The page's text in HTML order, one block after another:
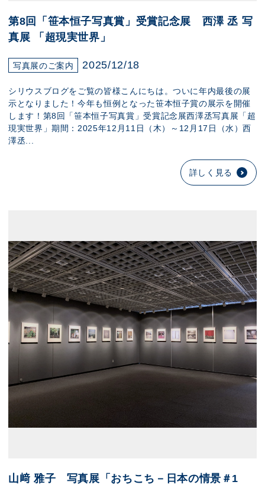
第8回「笹本恒子写真賞」受賞記念展 西澤 丞 写
真展 「超現実世界」
写真展のご案内 2025/12/18
シリウスブログをご覧の皆様こんにちは。ついに年内最後の展
示となりました！今年も恒例となった笹本恒子賞の展示を開催
します！第8回「笹本恒子写真賞」受賞記念展西澤丞写真展「超
現実世界」期間：2025年12月11日（木）～12月17日（水）西
澤丞...
詳しく見る
山﨑 雅子 写真展「おちこち－日本の情景＃1